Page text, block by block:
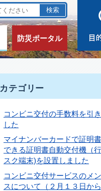
防災ポータル
カテゴリー
コンビニ交付の手数料を引
した
マイナンバーカードで証明
できる証明書自動交付機（
スク端末)を設置しました
コンビニ交付サービスのメ
スについて（２月１３日から